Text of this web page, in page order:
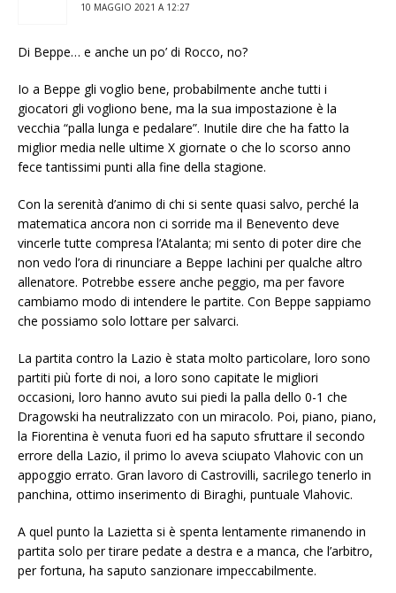
10 MAGGIO 2021 A 12:27
Di Beppe… e anche un po’ di Rocco, no?
Io a Beppe gli voglio bene, probabilmente anche tutti i
giocatori gli vogliono bene, ma la sua impostazione è la
vecchia “palla lunga e pedalare”. Inutile dire che ha fatto la
miglior media nelle ultime X giornate o che lo scorso anno
fece tantissimi punti alla fine della stagione.
Con la serenità d’animo di chi si sente quasi salvo, perché la
matematica ancora non ci sorride ma il Benevento deve
vincerle tutte compresa l’Atalanta; mi sento di poter dire che
non vedo l’ora di rinunciare a Beppe Iachini per qualche altro
allenatore. Potrebbe essere anche peggio, ma per favore
cambiamo modo di intendere le partite. Con Beppe sappiamo
che possiamo solo lottare per salvarci.
La partita contro la Lazio è stata molto particolare, loro sono
partiti più forte di noi, a loro sono capitate le migliori
occasioni, loro hanno avuto sui piedi la palla dello 0-1 che
Dragowski ha neutralizzato con un miracolo. Poi, piano, piano,
la Fiorentina è venuta fuori ed ha saputo sfruttare il secondo
errore della Lazio, il primo lo aveva sciupato Vlahovic con un
appoggio errato. Gran lavoro di Castrovilli, sacrilego tenerlo in
panchina, ottimo inserimento di Biraghi, puntuale Vlahovic.
A quel punto la Lazietta si è spenta lentamente rimanendo in
partita solo per tirare pedate a destra e a manca, che l’arbitro,
per fortuna, ha saputo sanzionare impeccabilmente.